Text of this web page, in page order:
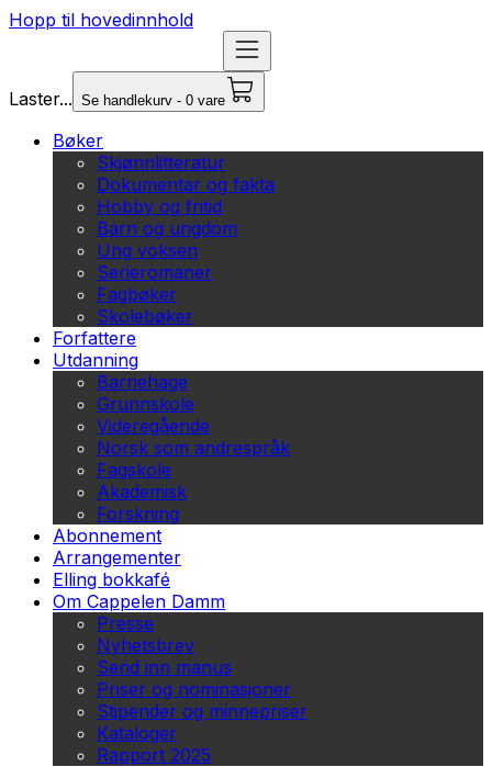
Hopp til hovedinnhold
Laster... Se handlekurv - 0 vare
Bøker
Skjønnlitteratur
Dokumentar og fakta
Hobby og fritid
Barn og ungdom
Ung voksen
Serieromaner
Fagbøker
Skolebøker
Forfattere
Utdanning
Barnehage
Grunnskole
Videregående
Norsk som andrespråk
Fagskole
Akademisk
Forskning
Abonnement
Arrangementer
Elling bokkafé
Om Cappelen Damm
Presse
Nyhetsbrev
Send inn manus
Priser og nominasjoner
Stipender og minnepriser
Kataloger
Rapport 2025